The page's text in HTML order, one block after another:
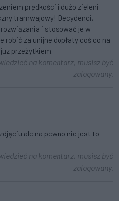
prędkości i dużo zieleni
tramwajowy! Decydenci,
i stosować je w
robić za unijne dopłaty coś co na
przeżytkiem.
na komentarz, musisz być
zalogowany.
ale na pewno nie jest to
na komentarz, musisz być
zalogowany.